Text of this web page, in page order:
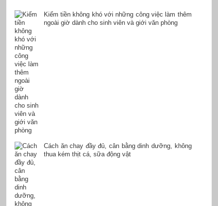
Kiếm tiền không khó với những công việc làm thêm
ngoài giờ dành cho sinh viên và giới văn phòng
Cách ăn chay đầy đủ, cân bằng dinh dưỡng, không
thua kém thịt cá, sữa động vật